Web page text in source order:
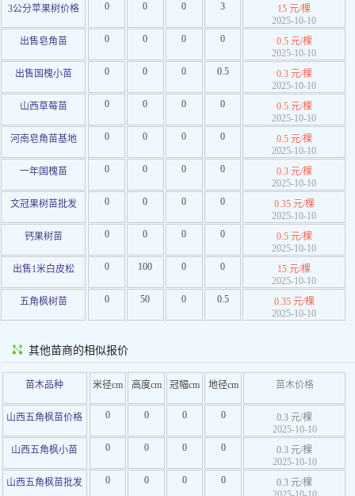
3公分苹果树价格
0 0 0 3
15 元/棵
2025-10-10
出售皂角苗
0 0 0 0
0.5 元/棵
2025-10-10
出售国槐小苗
0 0 0 0.5
0.3 元/棵
2025-10-10
山西草莓苗
0 0 0 0
0.5 元/棵
2025-10-10
河南皂角苗基地
0 0 0 0
0.5 元/棵
2025-10-10
一年国槐苗
0 0 0 0
0.3 元/棵
2025-10-10
文冠果树苗批发
0 0 0 0
0.35 元/棵
2025-10-10
钙果树苗
0 0 0 0
0.5 元/棵
2025-10-10
出售1米白皮松
0 100 0 0
15 元/棵
2025-10-10
五角枫树苗
0 50 0 0.5
0.35 元/棵
2025-10-10
其他苗商的相似报价
苗木品种 米径cm 高度cm 冠幅cm 地径cm 苗木价格
山西五角枫苗价格 0 0 0 0
0.3 元/棵
2025-10-10
山西五角枫小苗
0 0 0 0
0.3 元/棵
2025-10-10
山西五角枫苗批发
0 0 0 0
0.3 元/棵